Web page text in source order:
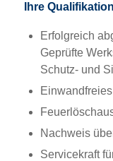
Ihre
Erfolgreich
Geprüfte
Schutz- und
Nachweis
Servicekraft